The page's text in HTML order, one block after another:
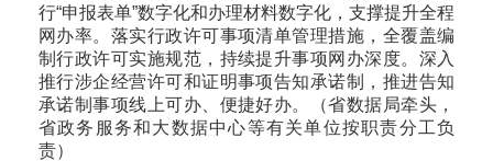
行“申报表单”数字化和办理材料数字化，支撑提升全程
网办率。落实行政许可事项清单管理措施，全覆盖编
制行政许可实施规范，持续提升事项网办深度。深入
推行涉企经营许可和证明事项告知承诺制，推进告知
承诺制事项线上可办、便捷好办。（省数据局牵头，
省政务服务和大数据中心等有关单位按职责分工负
责）